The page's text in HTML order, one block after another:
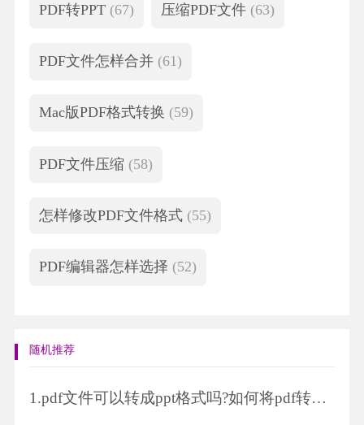
PDF转PPT (67) 压缩PDF文件 (63)
PDF文件怎样合并 (61)
Mac版PDF格式转换 (59)
PDF文件压缩 (58)
怎样修改PDF文件格式 (55)
PDF编辑器怎样选择 (52)
随机推荐
1.pdf文件可以转成ppt格式吗?如何将pdf转化为ppt?